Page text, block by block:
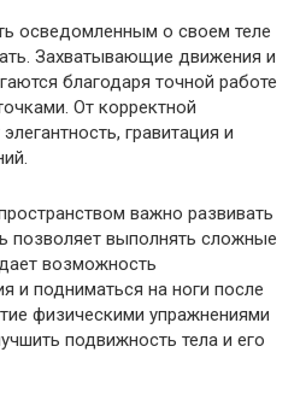
осведомленным о своем теле
Захватывающие движения и
благодаря точной работе
От корректной
гравитация и
важно развивать
позволяет выполнять сложные
возможность
и подниматься на ноги после
физическими упражнениями
подвижность тела и его